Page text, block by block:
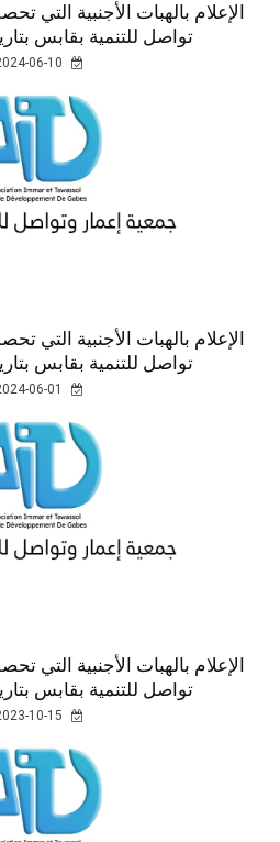
الإعلام بالهبات الأجنبية التي
تواصل للتنمية بقابس بتاريخ 04/06/
الإعلام بالهبات الأجنبية التي
تواصل للتنمية بقابس بتاريخ 29/05/
الإعلام بالهبات الأجنبية التي
تواصل للتنمية بقابس بتاريخ 06/10/